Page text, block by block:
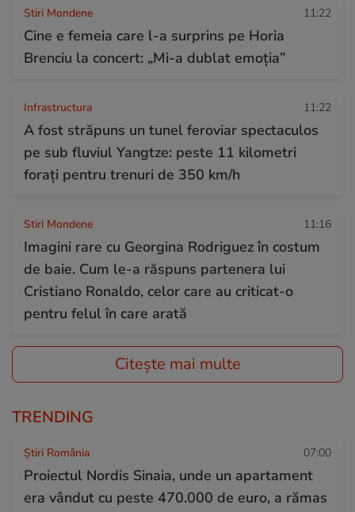
Stiri Mondene 11:22
Cine e femeia care l-a surprins pe Horia
Brenciu la concert: „Mi-a dublat emoția”
Infrastructura 11:22
A fost străpuns un tunel feroviar spectaculos
pe sub fluviul Yangtze: peste 11 kilometri
forați pentru trenuri de 350 km/h
Stiri Mondene 11:16
Imagini rare cu Georgina Rodriguez în costum
de baie. Cum le-a răspuns partenera lui
Cristiano Ronaldo, celor care au criticat-o
pentru felul în care arată
Citește mai multe
TRENDING
Știri România 07:00
Proiectul Nordis Sinaia, unde un apartament
era vândut cu peste 470.000 de euro, a rămas